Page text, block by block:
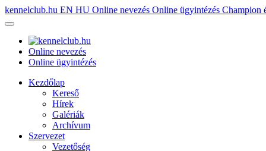
kennelclub.hu EN HU Online nevezés Online ügyintézés Champion
Online nevezés
Online ügyintézés
Kezdőlap
Kereső
Hírek
Galériák
Archívum
Szervezet
Vezetőség